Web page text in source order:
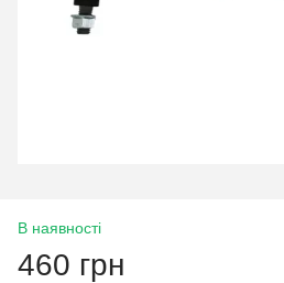
В наявності
460 грн